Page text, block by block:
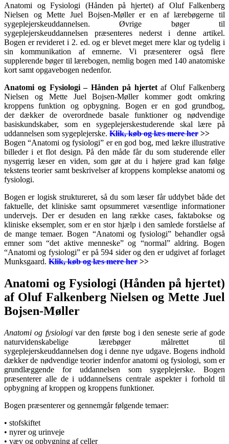
Anatomi og Fysiologi (Hånden på hjertet) af Oluf Falkenberg
Nielsen og Mette Juel Bojsen-Møller er en af lærebøgerne til
sygeplejerskeuddannelsen. Øvrige bøger til
sygeplejerskeuddannelsen præsenteres nederst i denne artikel.
Bogen er revideret i 2. ed. og er blevet meget mere klar og tydelig i
sin kommunikation af emnerne. Vi præsenterer også flere
supplerende bøger til lærebogen, nemlig bogen med 140 anatomiske
kort samt opgavebogen nedenfor.
Anatomi og Fysiologi – Hånden på hjertetaf Oluf Falkenberg
Nielsen og Mette Juel Bojsen-Møller kommer godt omkring
kroppens funktion og opbygning. Bogen er en god grundbog,
der dækker de overordnede basale funktioner og nødvendige
basiskundskaber, som en sygeplejerskestuderende skal lære på
uddannelsen som sygeplejerske. Klik, køb og læs mere her >>
Bogen “Anatomi og fysiologi” er en god bog, med lækre illustrative
billeder i et flot design. På den måde får du som studerende eller
nysgerrig læser en viden, som gør at du i højere grad kan følge
tekstens teorier samt beskrivelser af kroppens komplekse anatomi og
fysiologi.
Bogen er logisk struktureret, så du som læser får uddybet både det
faktuelle, det kliniske samt opsummeret væsentlige informationer
undervejs. Der er desuden en lang række cases, faktabokse og
kliniske eksempler, som er en stor hjælp i den samlede forståelse af
de mange temaer.Bogen “Anatomi og fysiologi” behandler også
emner som “det aktive menneske” og “normal” aldring. Bogen
“Anatomi og fysiologi” er på 594 sider og den er udgivet af forlaget
Munksgaard. Klik, køb og læs mere her >>
Anatomi og Fysiologi (Hånden på hjertet)
af Oluf Falkenberg Nielsen og Mette Juel
Bojsen-Møller
Anatomi og fysiologi var den første bog i den seneste serie af gode
naturvidenskabelige lærebøger målrettet til
sygeplejerskeuddannelsen dog i denne nye udgave. Bogens indhold
dækker de nødvendige teorier indenfor anatomi og fysiologi, som er
grundlæggende for uddannelsen som sygeplejerske. Bogen
præsenterer alle de i uddannelsens centrale aspekter i forhold til
opbygning af kroppen og kroppens funktioner.
Bogen præsenterer og gennemgår følgende temaer:
• stofskiftet
• nyrer og urinveje
• væv og opbygning af celler